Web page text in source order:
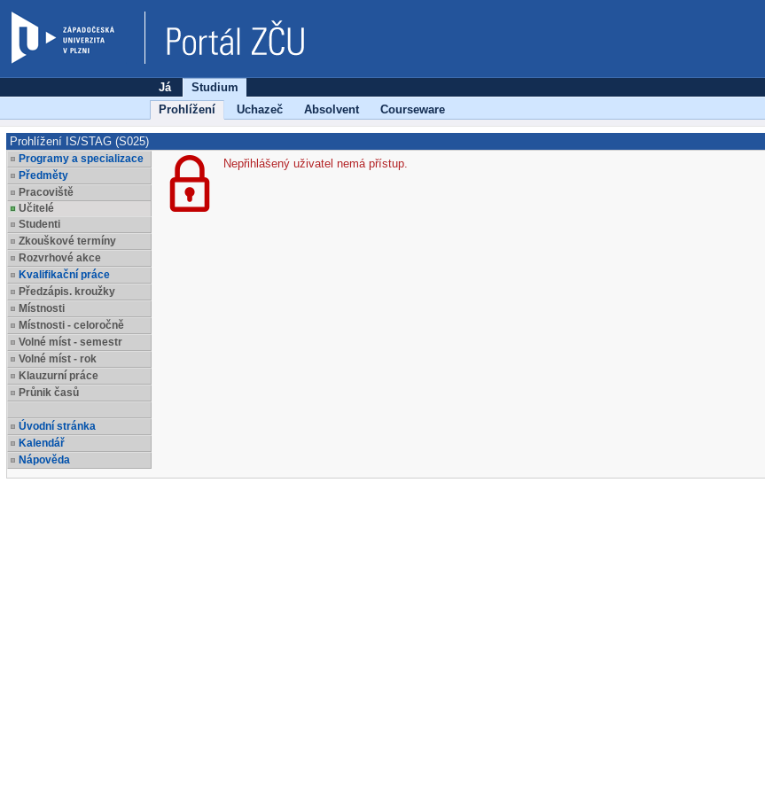
Já
Studium
Prohlížení
Uchazeč Absolvent Courseware
Prohlížení IS/STAG (S025)
Programy a specializace
Předměty
Pracoviště
Učitelé
Studenti
Zkouškové termíny
Rozvrhové akce
Kvalifikační práce
Předzápis. kroužky
Místnosti
Místnosti - celoročně
Volné míst - semestr
Volné míst - rok
Klauzurní práce
Průnik časů
Úvodní stránka
Kalendář
Nápověda
Nepřihlášený uživatel nemá přístup.